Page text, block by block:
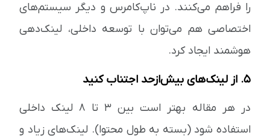
را فراهم می‌کنند. در ناپ‌کامرس و دیگر سیستم‌های
اختصاصی هم می‌توان با توسعه داخلی، لینک‌دهی
هوشمند ایجاد کرد.
5. از لینک‌های بیش‌ازحد اجتناب کنید
در هر مقاله بهتر است بین ۳ تا ۸ لینک داخلی
استفاده شود (بسته به طول محتوا). لینک‌های زیاد و